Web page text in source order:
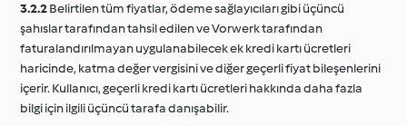
3.2.2Belirtilen tüm fiyatlar, ödeme sağlayıcıları gibi üçüncü
şahıslar tarafından tahsil edilen ve Vorwerk tarafından
faturalandırılmayan uygulanabilecek ek kredi kartı ücretleri
haricinde, katma değer vergisini ve diğer geçerli fiyat bileşenlerini
içerir. Kullanıcı, geçerli kredi kartı ücretleri hakkında daha fazla
bilgi için ilgili üçüncü tarafa danışabilir.